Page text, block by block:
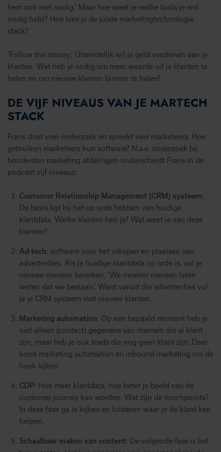
hem ook niet nodig.’ Maar hoe weet je welke tools je wel
nodig hebt? Hoe kies je de juiste marketingtechnologie
stack?
‘Follow the money.’ Uiteindelijk wil je geld verdienen aan je
klanten. Wat heb je nodig om meer waarde uit je klanten te
halen en om nieuwe klanten binnen te halen?
DE VIJF NIVEAUS VAN JE MARTECH
STACK
Frans doet veel onderzoek en spreekt veel marketeers. Hoe
gebruiken marketeers hun software? N.a.v. onderzoek bij
honderden marketing afdelingen onderscheidt Frans in de
podcast vijf niveaus:
Customer Relationship Management (CRM) systeem:
De basis ligt bij het op orde hebben van huidige
klantdata. Welke klanten heb je? Wat weet je van deze
klanten?
Ad tech: software voor het inkopen en plaatsen van
advertenties. Als je huidige klantdata op orde is, wil je
nieuwe mensen bereiken. ‘We moeten mensen laten
weten dat we bestaan.’ Want vanuit die advertenties vul
je je CRM systeem met nieuwe klanten.
Marketing automation: Op een bepaald moment heb je
niet alleen (contact) gegevens van mensen die al klant
zijn, maar heb je ook leads die nog geen klant zijn. Daar
komt marketing automation en inbound marketing om de
hoek kijken.
CDP: Hoe meer klantdata, hoe beter je beeld van de
customer journey kan worden. Wat zijn de touchpoints?
In deze fase ga je kijken en luisteren waar je de klant kan
helpen.
Schaalbaar maken van content: De volgende fase is het